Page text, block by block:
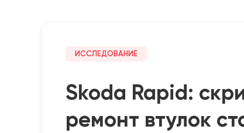
ИССЛЕДОВАНИЕ
Skoda Rapid:
ремонт втулок